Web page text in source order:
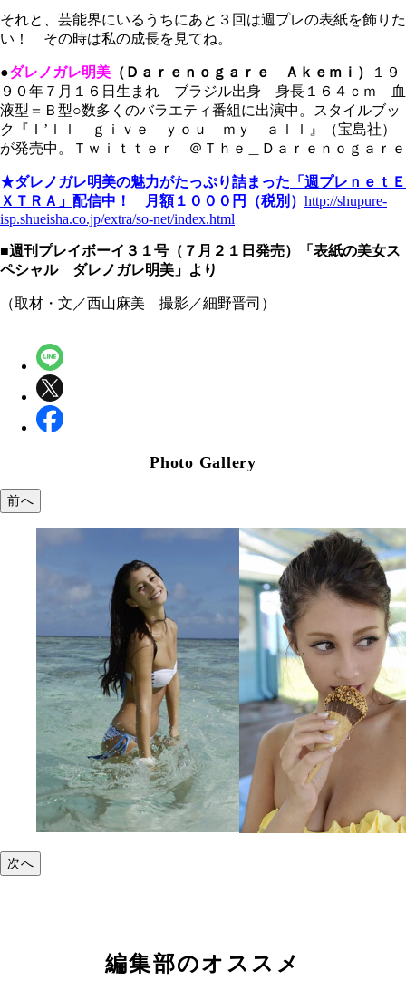
それと、芸能界にいるうちにあと３回は週プレの表紙を飾りた
い！ その時は私の成長を見てね。
●ダレノガレ明美 （Ｄａｒｅｎｏｇａｒｅ Ａｋｅｍｉ）
１９
９０年７月１６日生まれ ブラジル出身 身長１６４ｃｍ 血
液型＝Ｂ型○数多くのバラエティ番組に出演中。スタイルブッ
ク『Ｉ’ｌｌ ｇｉｖｅ ｙｏｕ ｍｙ ａｌｌ』（宝島社）
が発売中。Ｔｗｉｔｔｅｒ ＠Ｔｈｅ＿Ｄａｒｅｎｏｇａｒｅ
★ダレノガレ明美の魅力がたっぷり詰まった 「週プレｎｅｔＥ
ＸＴＲＡ」 配信中！ 月額１０００円（税別） http://shupure-
isp.shueisha.co.jp/extra/so-net/index.html
■週刊プレイボーイ３１号（７月２１日発売）「表紙の美女ス
ペシャル ダレノガレ明美」より
（取材・文／西山麻美 撮影／細野晋司）
Photo Gallery
前へ
次へ
編集部のオススメ